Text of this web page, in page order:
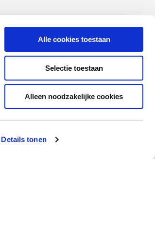
Details tonen
Alle cookies toestaan
Selectie toestaan
Alleen noodzakelijke cookies